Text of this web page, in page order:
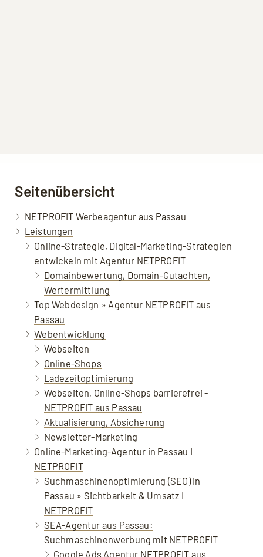
Seitenübersicht
NETPROFIT Werbeagentur aus Passau
Leistungen
Online-Strategie, Digital-Marketing-Strategien
entwickeln mit Agentur NETPROFIT
Domainbewertung, Domain-Gutachten,
Wertermittlung
Top Webdesign » Agentur NETPROFIT aus
Passau
Webentwicklung
Webseiten
Online-Shops
Ladezeitoptimierung
Webseiten, Online-Shops barrierefrei -
NETPROFIT aus Passau
Aktualisierung, Absicherung
Newsletter-Marketing
Online-Marketing-Agentur in Passau I
NETPROFIT
Suchmaschinenoptimierung (SEO) in
Passau » Sichtbarkeit & Umsatz I
NETPROFIT
SEA-Agentur aus Passau:
Suchmaschinenwerbung mit NETPROFIT
Google Ads Agentur NETPROFIT aus